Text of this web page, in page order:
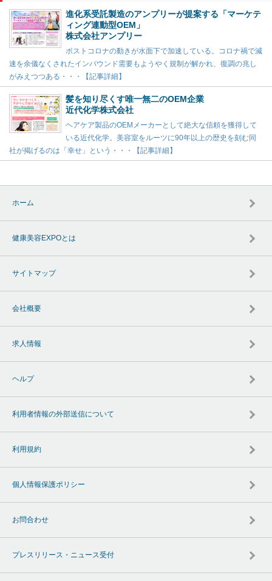
進化系受託製造のアンプリーが提案する「マーケテ
ィング連動型OEM」
株式会社アンプリー
ポストコロナの動きが水面下で加速している。コロナ禍で減
速を余儀なくされたインバウンド需要もようやく規制が解かれ、復調の兆し
がみえつつある・・・【記事詳細】
髪を知り尽くす唯一無二のOEM企業
近代化学株式会社
ヘアケア製品のOEMメーカーとして絶大な信頼を獲得して
いる近代化学。美容室をルーツに90年以上の歴史を刻む同
社が掲げるのは「幸せ」という・・・【記事詳細】
ホーム
健康美容EXPOとは
サイトマップ
会社概要
求人情報
ヘルプ
利用者情報の外部送信について
利用規約
個人情報保護ポリシー
お問合わせ
プレスリリース・ニュース受付